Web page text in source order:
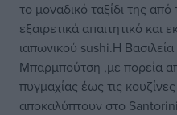
το μοναδικό ταξίδι της
εξαιρετικά απαιτητικό
ιαπωνικού sushi.Η
Μπαρμπούτση ,με πορεία
πυγμαχίας έως τις
αποκαλύπτουν στο